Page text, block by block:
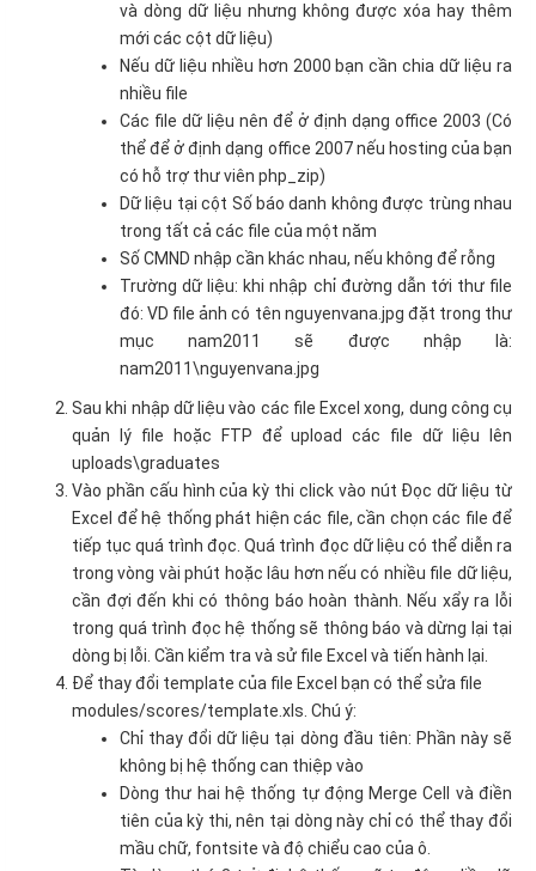
và dòng dữ liệu nhưng không được xóa hay thêm
mới các cột dữ liệu)
Nếu dữ liệu nhiều hơn 2000 bạn cần chia dữ liệu ra
nhiều file
Các file dữ liệu nên để ở định dạng office 2003 (Có
thể để ở định dạng office 2007 nếu hosting của bạn
có hỗ trợ thư viên php_zip)
Dữ liệu tại cột Số báo danh không được trùng nhau
trong tất cả các file của một năm
Số CMND nhập cần khác nhau, nếu không để rỗng
Trường dữ liệu: khi nhập chỉ đường dẫn tới thư file
đó: VD file ảnh có tên nguyenvana.jpg đặt trong thư
mục nam2011 sẽ được nhập là:
nam2011\nguyenvana.jpg
Sau khi nhập dữ liệu vào các file Excel xong, dung công cụ
quản lý file hoặc FTP để upload các file dữ liệu lên
uploads\graduates
Vào phần cấu hình của kỳ thi click vào nút Đọc dữ liệu từ
Excel để hệ thống phát hiện các file, cần chọn các file để
tiếp tục quá trình đọc. Quá trình đọc dữ liệu có thể diễn ra
trong vòng vài phút hoặc lâu hơn nếu có nhiều file dữ liệu,
cần đợi đến khi có thông báo hoàn thành. Nếu xẩy ra lỗi
trong quá trình đọc hệ thống sẽ thông báo và dừng lại tại
dòng bị lỗi. Cần kiểm tra và sử file Excel và tiến hành lại.
Để thay đổi template của file Excel bạn có thể sửa file
modules/scores/template.xls. Chú ý:
Chỉ thay đổi dữ liệu tại dòng đầu tiên: Phần này sẽ
không bị hệ thống can thiệp vào
​​​Dòng thư hai hệ thống tự động Merge Cell và điền
tiên của kỳ thi, nên tại dòng này chỉ có thể thay đổi
mầu chữ, fontsite và độ chiểu cao của ô.